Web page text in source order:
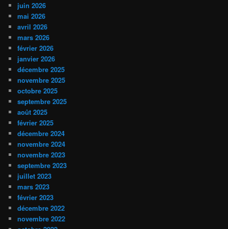
juin 2026
mai 2026
avril 2026
mars 2026
février 2026
janvier 2026
décembre 2025
novembre 2025
octobre 2025
septembre 2025
août 2025
février 2025
décembre 2024
novembre 2024
novembre 2023
septembre 2023
juillet 2023
mars 2023
février 2023
décembre 2022
novembre 2022